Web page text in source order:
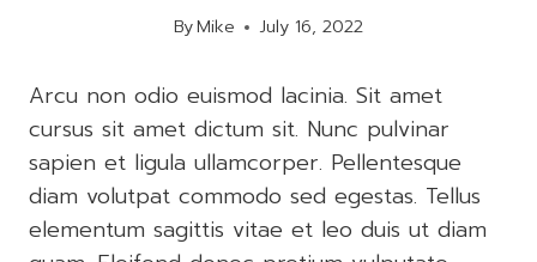
ByMike July 16, 2022
Arcu non odio euismod lacinia. Sit amet
cursus sit amet dictum sit. Nunc pulvinar
sapien et ligula ullamcorper. Pellentesque
diam volutpat commodo sed egestas. Tellus
elementum sagittis vitae et leo duis ut diam